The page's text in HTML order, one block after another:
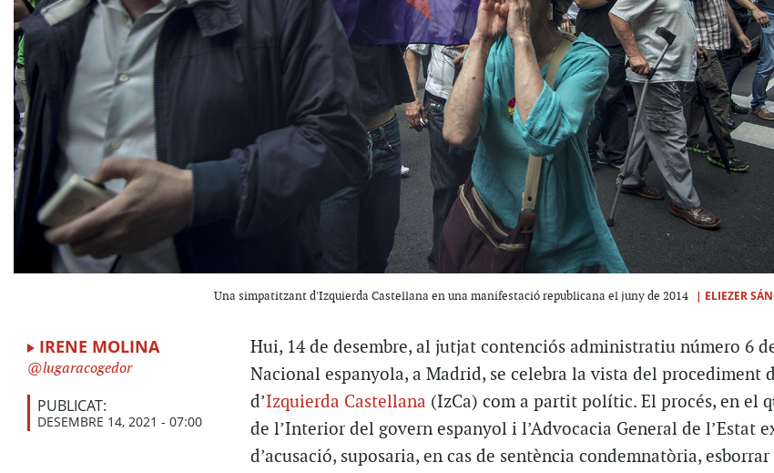
Una simpatitzant d'Izquierda Castellana en una manifestació republicana el juny de 2014 | ELIEZER
IRENE MOLINA
lugaracogedor
PUBLICAT:
DESEMBRE 14, 2021 - 07:00
Hui, 14 de desembre, al jutjat contenciós administratiu número 6
Nacional espanyola, a Madrid, se celebra la vista del procediment
d’Izquierda Castellana (IzCa) com a partit polític. El procés, en el
de l’Interior del govern espanyol i l’Advocacia General de l’Estat
d’acusació, suposaria, en cas de sentència condemnatòria,